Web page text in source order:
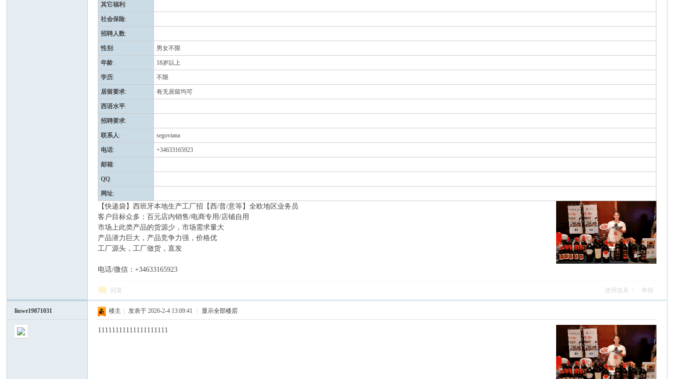
其它福利 :
社会保险:
招聘人数:
性别 : 男女不限
年龄: 18岁以上
学历: 不限
居留要求: 有无居留均可
西语水平:
招聘要求:
联系人: segoviana
电话: +34633165923
邮箱:
QQ:
网址:
【快递袋】西班牙本地生产工厂招【西/普/意等】全欧地区业务员
客户目标众多：百元店内销售/电商专用/店铺自用
​市场上此类产品的货源少，市场需求量大
产品潜力巨大，产品竞争力强，价格优
工厂源头，工厂做货，直发
电话/微信：+34633165923
回复 使用道具 举报
liuwe19871031 楼主 发表于 2026-2-4 13:09:41 显示全部楼层
11111111111111111111